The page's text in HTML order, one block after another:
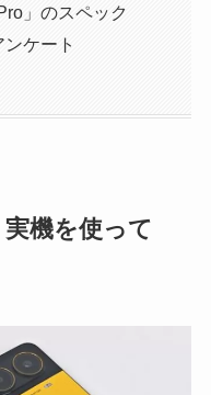
」のスペック
ンケート
機を使って